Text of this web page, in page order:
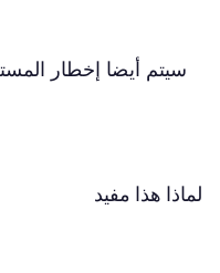
سيتم أيضا إخطار
لماذا هذا مفيد